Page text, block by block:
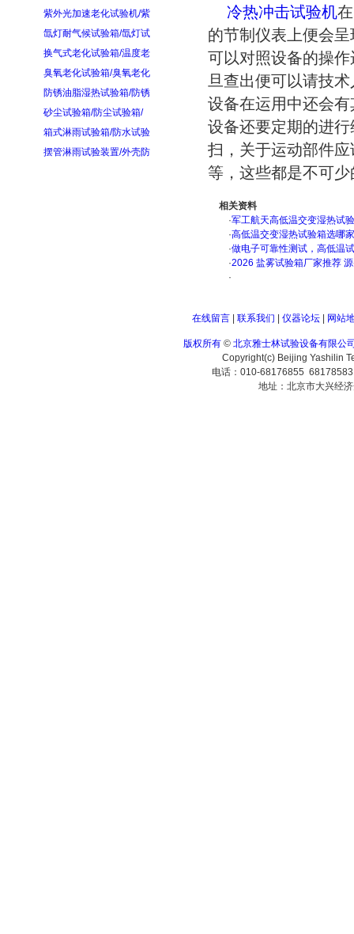
紫外光加速老化试验机/紫
氙灯耐气候试验箱/氙灯试
换气式老化试验箱/温度老
臭氧老化试验箱/臭氧老化
防锈油脂湿热试验箱/防锈
砂尘试验箱/防尘试验箱/
箱式淋雨试验箱/防水试验
摆管淋雨试验装置/外壳防
冷热冲击试验机
的节制仪表上便会
可以对照设备的操
旦查出便可以请技
设备在运用中还会
设备还要定期的进
扫，关于运动部件
等，这些都是不可
相关资料
·军工航天高低温交变湿热试
·高低温交变湿热试验箱选哪
·做电子可靠性测试，高低温
·2026 盐雾试验箱厂家推荐
·
在线留言| 联系我们 仪器论坛| 网站
版权所有 © 北京雅士林试验设备有限公
Copyright(c) Beijing Yashilin
电话：010-68176855
地址：北京市大兴经